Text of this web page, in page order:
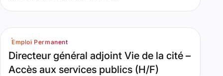
Emploi Permanent
Directeur général adjoint Vie de la cité –
Accès aux services publics (H/F)
Catégorie(s) : Emploi Permanent. Date : juin 16, 2026